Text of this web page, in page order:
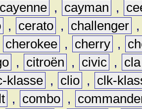
cayenne , cayman ,
, cerato , challenger
cherokee , cherry ,
, citroën , civic ,
cla
klasse , clio ,
clk-
, combo ,